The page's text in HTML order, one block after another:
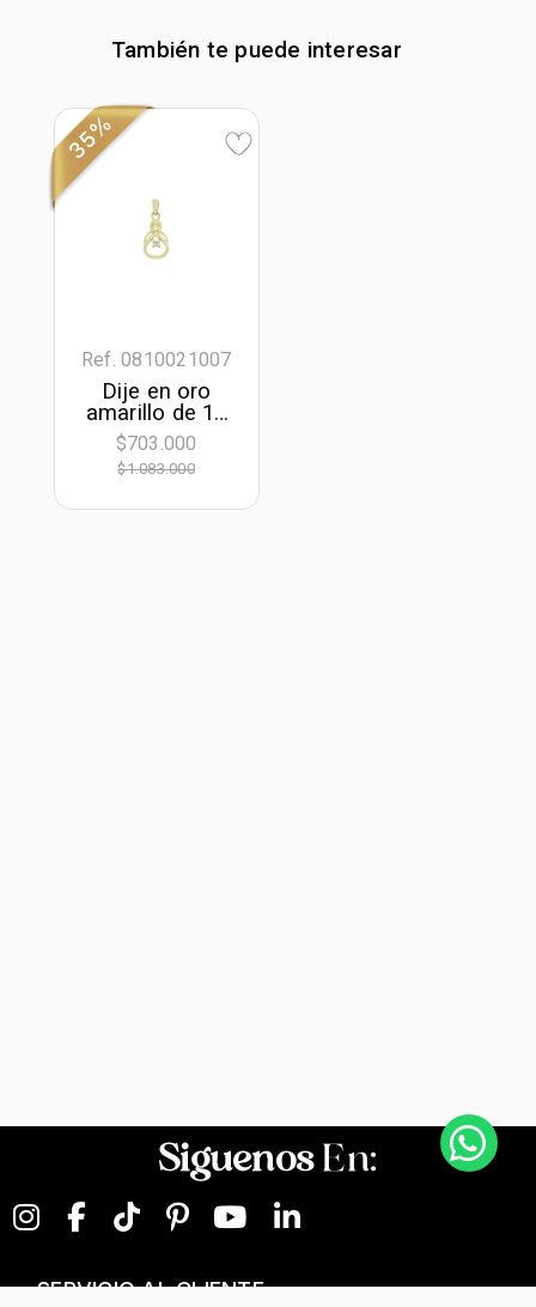
También te puede interesar
35%
Ref. 0810021007
Dije en oro
amarillo de 18
Kilates,
Lágrima, con
diamantes de
$703.000
$1.083.000
SiguenosEn:
SERVICIO AL CLIENTE